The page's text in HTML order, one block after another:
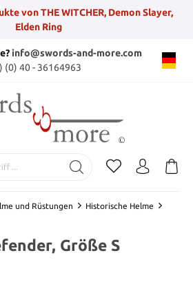
von THE WITCHER, Demon Slayer,
Elden Ring
info@swords-and-more.com
(0) 40 - 36164963
und Rüstungen
Historische Helme
Größe S